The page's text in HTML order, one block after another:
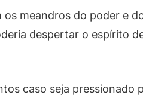
meandros do poder e
despertar o espírito
caso seja pressionado